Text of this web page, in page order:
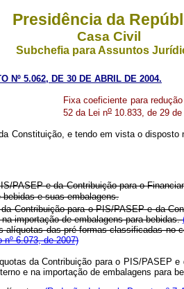
Presidência da
Casa Civil
Subchefia para Assuntos
Nº 5.062, DE 30 DE ABRIL DE 2004.
Fixa coeficiente para
52 da Lei no 10.833, de 29
Constituição, e tendo em vista o disposto
PASEP e da Contribuição para o
e suas embalagens.
para o PIS/PASEP e da
importação de embalagens para bebidas.
das pré-formas classificadas no
nº 6.073, de 2007)
da Contribuição para o PIS/PASEP
e na importação de embalagens para